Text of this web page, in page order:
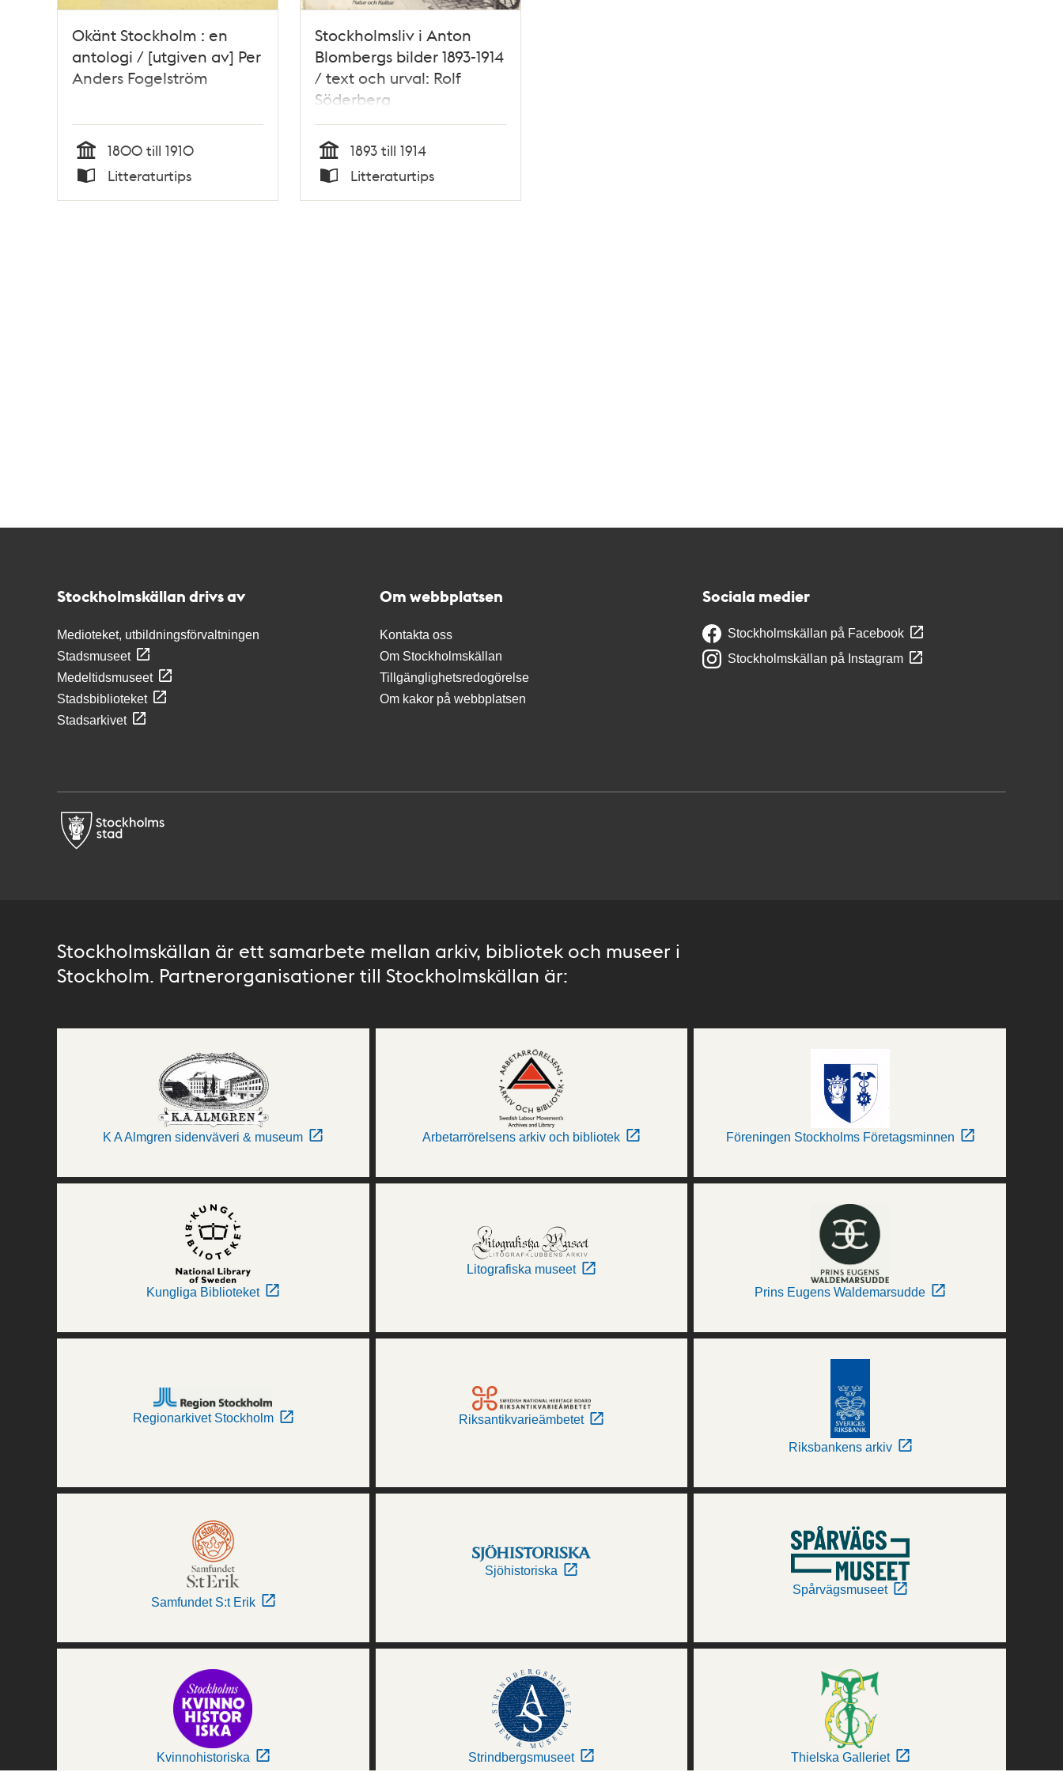
Okänt Stockholm : en
antologi / [utgiven av] Per
Anders Fogelström
Tid
1800 till 1910
Typ
Litteraturtips
Stockholmsliv i Anton
Blombergs bilder 1893-1914
/ text och urval: Rolf
Söderberg
Tid
1893 till 1914
Typ
Litteraturtips
Stockholmskällan drivs av
Medioteket, utbildningsförvaltningen
Stadsmuseet
Medeltidsmuseet
Stadsbiblioteket
Stadsarkivet
Om webbplatsen
Kontakta oss
Om Stockholmskällan
Tillgänglighetsredogörelse
Om kakor på webbplatsen
Sociala medier
Stockholmskällan på Facebook
Stockholmskällan på Instagram
Stockholmskällan är ett samarbete mellan arkiv, bibliotek och museer i
Stockholm. Partnerorganisationer till Stockholmskällan är:
K A Almgren sidenväveri & museum Arbetarrörelsens arkiv och bibliotek Föreningen Stockholms Företagsminnen
Kungliga Biblioteket
Litografiska museet
Prins Eugens Waldemarsudde
Regionarkivet Stockholm Riksantikvarieämbetet
Riksbankens arkiv
Samfundet S:t Erik
Sjöhistoriska
Spårvägsmuseet
Kvinnohistoriska Strindbergsmuseet Thielska Galleriet